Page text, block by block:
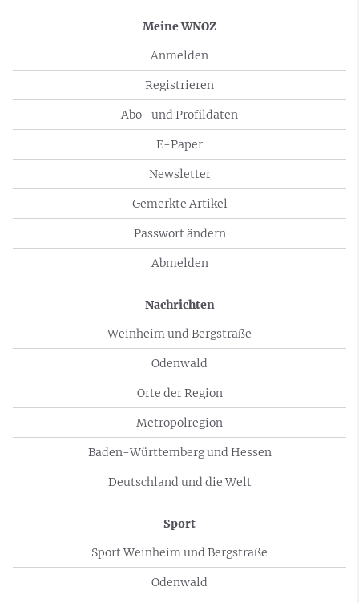
Meine WNOZ
Anmelden
Registrieren
Abo- und Profildaten
E-Paper
Newsletter
Gemerkte Artikel
Passwort ändern
Abmelden
Nachrichten
Weinheim und Bergstraße
Odenwald
Orte der Region
Metropolregion
Baden-Württemberg und Hessen
Deutschland und die Welt
Sport
Sport Weinheim und Bergstraße
Odenwald